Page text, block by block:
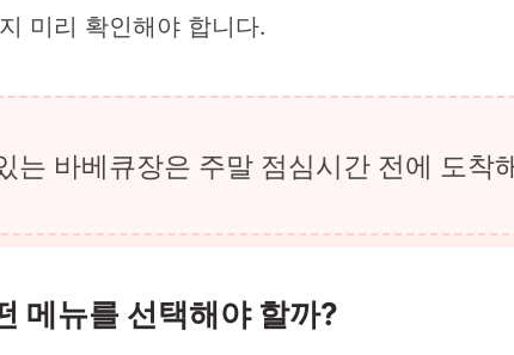
미리 확인해야 합니다.
는 바베큐장은 주말 점심시간 전에 도착
메뉴를 선택해야 할까?